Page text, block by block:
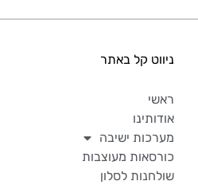
ניווט קל באתר
ראשי
אודותינו
מערכות ישיבה
כורסאות מעוצבות
שולחנות לסלון